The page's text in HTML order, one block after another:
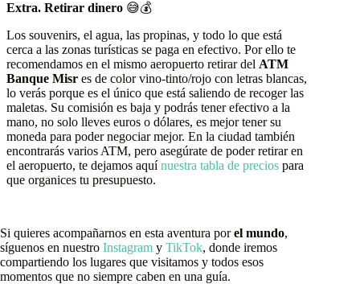
Extra. Retirar dinero 😅💰
Los souvenirs, el agua, las propinas, y todo lo que está
cerca a las zonas turísticas se paga en efectivo. Por ello te
recomendamos en el mismo aeropuerto retirar del ATM
Banque Misr es de color vino-tinto/rojo con letras blancas,
lo verás porque es el único que está saliendo de recoger las
maletas. Su comisión es baja y podrás tener efectivo a la
mano, no solo lleves euros o dólares, es mejor tener su
moneda para poder negociar mejor. En la ciudad también
encontrarás varios ATM, pero asegúrate de poder retirar en
el aeropuerto, te dejamos aquínuestra tabla de precios para
que organices tu presupuesto.
Si quieres acompañarnos en esta aventura porel mundo,
síguenos en nuestro Instagram y TikTok, donde iremos
compartiendo los lugares que visitamos y todos esos
momentos que no siempre caben en una guía.